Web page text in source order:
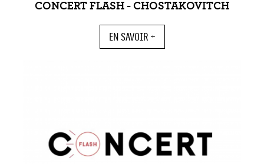
CONCERT FLASH - CHOSTAKOVITCH
EN SAVOIR +